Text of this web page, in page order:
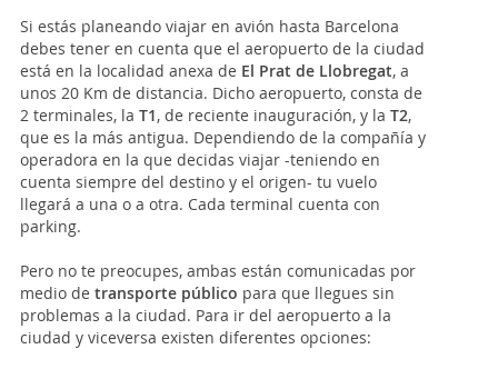
Si estás planeando viajar en avión hasta Barcelona
debes tener en cuenta que el aeropuerto de la ciudad
está en la localidad anexa de El Prat de Llobregat, a
unos 20 Km de distancia. Dicho aeropuerto, consta de
2 terminales, la T1, de reciente inauguración, y la T2,
que es la más antigua. Dependiendo de la compañía y
operadora en la que decidas viajar -teniendo en
cuenta siempre del destino y el origen- tu vuelo
llegará a una o a otra. Cada terminal cuenta con
parking.
Pero no te preocupes, ambas están comunicadas por
medio de transporte público para que llegues sin
problemas a la ciudad. Para ir del aeropuerto a la
ciudad y viceversa existen diferentes opciones: